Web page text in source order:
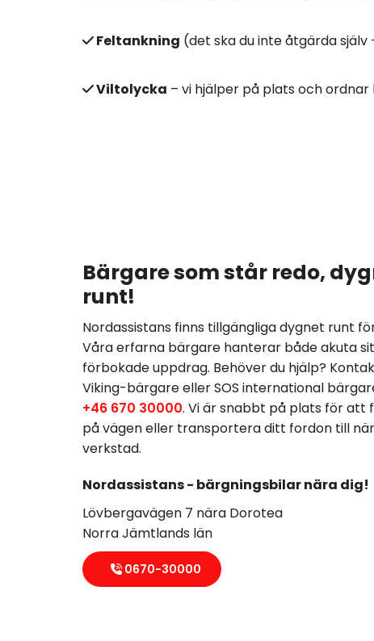
 Feltankning (det ska du inte åtgärda
Viltolycka – vi hjälper på plats och ordnar
Bärgare som står redo,
runt!
Nordassistans finns tillgängliga dygnet runt
Våra erfarna bärgare hanterar både akuta
förbokade uppdrag. Behöver du hjälp?
Viking-bärgare eller SOS international
+46 670 30000. Vi är snabbt på plats för att
på vägen eller transportera ditt fordon till
verkstad.
Nordassistans - bärgningsbilar nära dig!
Lövbergavägen 7 nära Dorotea
Norra Jämtlands län
0670-30000